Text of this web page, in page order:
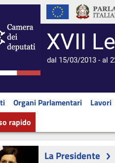
XVII
dal 15/03/2013 - al
Organi Parlamentari Lavori
rapido
La Presidente